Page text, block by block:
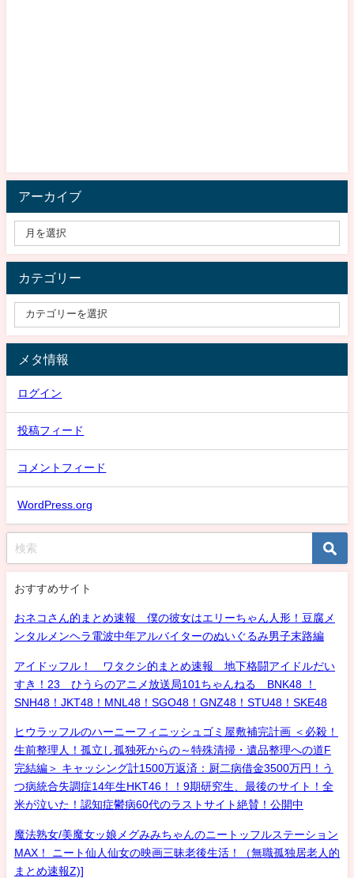
アーカイブ
カテゴリー
メタ情報
ログイン
投稿フィード
コメントフィード
WordPress.org
おすすめサイト
おネコさん的まとめ速報 僕の彼女はエリーちゃん人形！豆腐メ
ンタルメンヘラ電波中年アルバイターのぬいぐるみ男子末路編
アイドッフル！ ワタクシ的まとめ速報 地下格闘アイドルだい
すき！23 ひうらのアニメ放送局101ちゃんねる BNK48 ！
SNH48！JKT48！MNL48！SGO48！GNZ48！STU48！SKE48
ヒウラッフルのハーニーフィニッシュゴミ屋敷補完計画 ＜必殺！
生前整理人！孤立し孤独死からの～特殊清掃・遺品整理への道F
完結編＞ キャッシング計1500万返済：厨二病借金3500万円！う
つ病統合失調症14年生HKT46！！9期研究生、最後のサイト！全
米が泣いた！認知症鬱病60代のラストサイト絶賛！公開中
魔法熟女/美魔女ッ娘メグみみちゃんのニートッフルステーション
MAX！ ニート仙人仙女の映画三昧老後生活！（無職孤独居老人的
まとめ速報Z)]